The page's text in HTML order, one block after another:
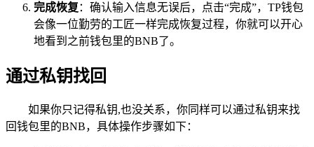
完成恢复 ：确认输入信息无误后，点击“完成”，TP钱包
会像一位勤劳的工匠一样完成恢复过程，你就可以开心
地看到之前钱包里的BNB了。
通过私钥找回
如果你只记得私钥,也没关系，你同样可以通过私钥来找
回钱包里的BNB，具体操作步骤如下：